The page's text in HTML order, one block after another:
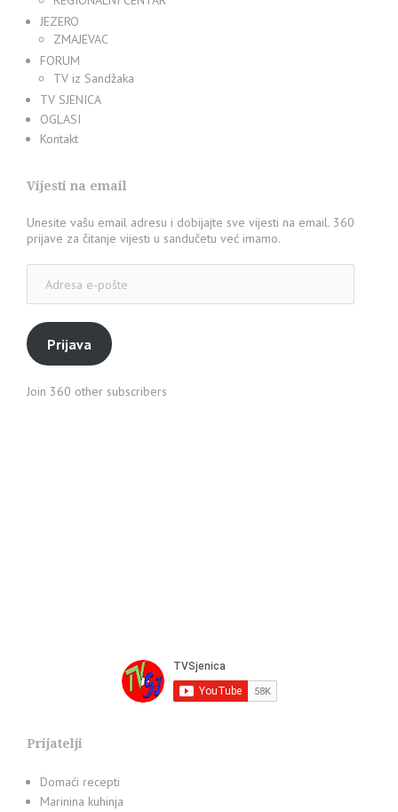
JEZERO
ZMAJEVAC
FORUM
TV iz Sandžaka
TV SJENICA
OGLASI
Kontakt
Vijesti na email
Unesite vašu email adresu i dobijajte sve vijesti na email. 360
prijave za čitanje vijesti u sandučetu već imamo.
pošte
Prijava
Join 360 other subscribers
Prijatelji
Domaći recepti
Marinina kuhinja